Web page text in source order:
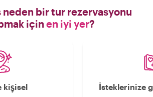
bir tur rezervasyonu
için en iyi yer?
kişisel İsteklerinize